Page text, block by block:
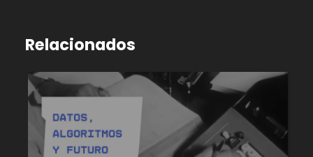
Relacionados